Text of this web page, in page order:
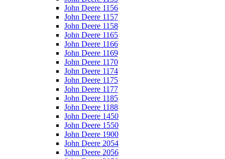
John Deere 1156
John Deere 1157
John Deere 1158
John Deere 1165
John Deere 1166
John Deere 1169
John Deere 1170
John Deere 1174
John Deere 1175
John Deere 1177
John Deere 1185
John Deere 1188
John Deere 1450
John Deere 1550
John Deere 1900
John Deere 2054
John Deere 2056